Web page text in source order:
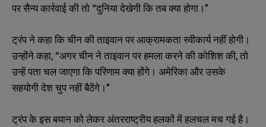
पर सैन्य कार्रवाई की तो “दुनिया देखेगी कि तब क्या होगा।”
ट्रंप ने कहा कि चीन की ताइवान पर आक्रामकता स्वीकार्य नहीं होगी।
उन्होंने कहा, “अगर चीन ने ताइवान पर हमला करने की कोशिश की, तो
उन्हें पता चल जाएगा कि परिणाम क्या होंगे। अमेरिका और उसके
सहयोगी देश चुप नहीं बैठेंगे।”
ट्रंप के इस बयान को लेकर अंतरराष्ट्रीय हलकों में हलचल मच गई है।